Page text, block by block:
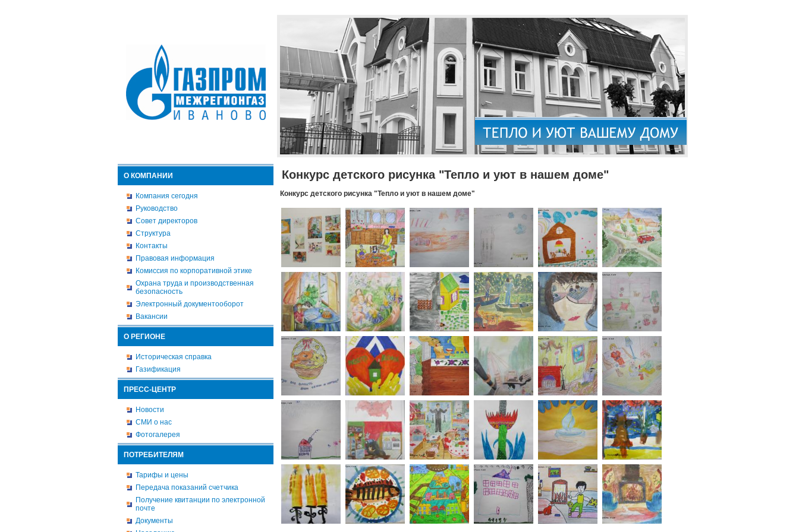
О КОМПАНИИ
Компания сегодня
Руководство
Совет директоров
Структура
Контакты
Правовая информация
Комиссия по корпоративной этике
Охрана труда и производственная
безопасность
Электронный документооборот
Вакансии
О РЕГИОНЕ
Историческая справка
Газификация
ПРЕСС-ЦЕНТР
Новости
СМИ о нас
Фотогалерея
ПОТРЕБИТЕЛЯМ
Тарифы и цены
Передача показаний счетчика
Получение квитанции по электронной
почте
Документы
Конкурс детского рисунка "Тепло и уют в нашем доме"
Конкурс детского рисунка "Тепло и уют в нашем доме"